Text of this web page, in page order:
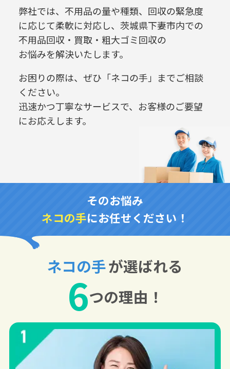
弊社では、不用品の量や種類、回収の緊急度
に応じて柔軟に対応し、 茨城県下妻市内での
不用品回収・買取・粗大ゴミ回収の
お悩みを解決いたします。
お困りの際は、ぜひ「ネコの手」までご相談
ください。
迅速かつ丁寧なサービスで、お客様のご要望
にお応えします。
そのお悩み
ネコの手にお任せください！
ネコの手が選ばれる
6つの理由！